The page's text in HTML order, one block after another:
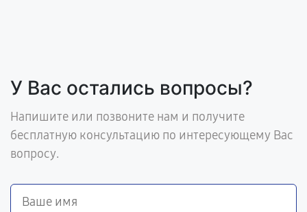
У Вас остались вопросы?
Напишите или позвоните нам и получите
бесплатную консультацию по интересующему Вас
вопросу.